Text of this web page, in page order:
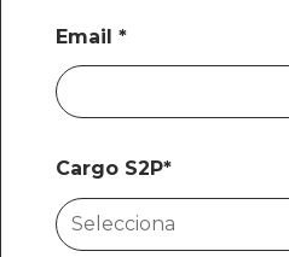
Email*
Cargo S2P*